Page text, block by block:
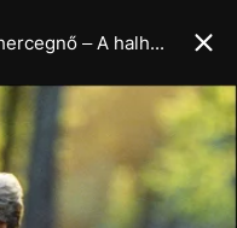
Így hatott a divatra Diana hercegnő – A halhatatlan stílusikon öröksége, a minimalista, szabad és rebellis ruhatár titka